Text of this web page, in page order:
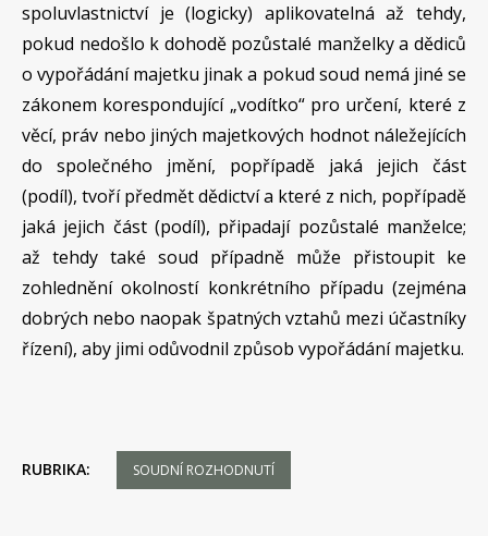
spoluvlastnictví je (logicky) aplikovatelná až tehdy,
pokud nedošlo k dohodě pozůstalé manželky a dědiců
o vypořádání majetku jinak a pokud soud nemá jiné se
zákonem korespondující „vodítko“ pro určení, které z
věcí, práv nebo jiných majetkových hodnot náležejících
do společného jmění, popřípadě jaká jejich část
(podíl), tvoří předmět dědictví a které z nich, popřípadě
jaká jejich část (podíl), připadají pozůstalé manželce;
až tehdy také soud případně může přistoupit ke
zohlednění okolností konkrétního případu (zejména
dobrých nebo naopak špatných vztahů mezi účastníky
řízení), aby jimi odůvodnil způsob vypořádání majetku.
RUBRIKA: SOUDNÍ ROZHODNUTÍ